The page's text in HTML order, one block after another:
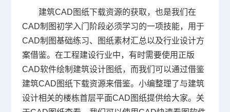
建筑CAD 图纸下载资源的获取，也是我们在
CAD制图初学入门
阶段必须学习的一项技能，用于
CAD制图基础练习、图纸素材汇总以及行业设计方
案借鉴。在工程建设行业中，有时需要使用正版
CAD软件绘制建筑设计图纸，而我们可以通过借鉴
建筑CAD图纸下载资源来借鉴。小编整理了与建筑
设计相关的楼栋首层平面CAD图纸提供给大家。关